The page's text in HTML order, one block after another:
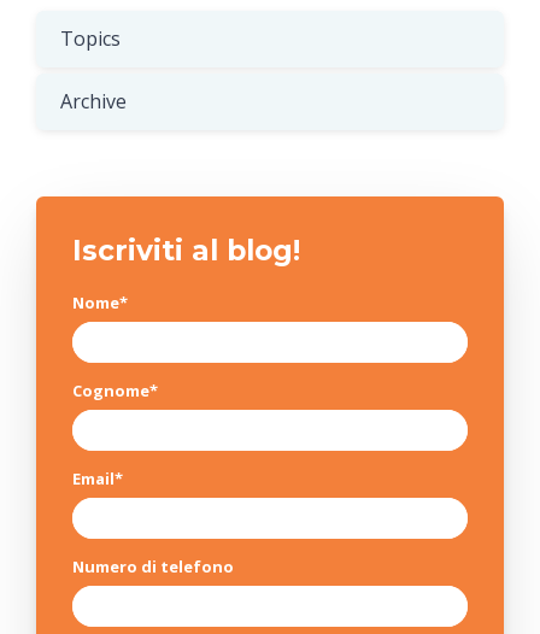
Topics
Archive
Iscriviti al blog!
Nome*
Cognome*
Email*
Numero di telefono